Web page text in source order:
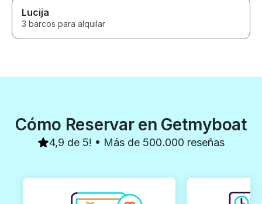
Lucija
3 barcos para alquilar
Cómo Reservar en Getmyboat
4,9 de 5! • Más de 500.000 reseñas